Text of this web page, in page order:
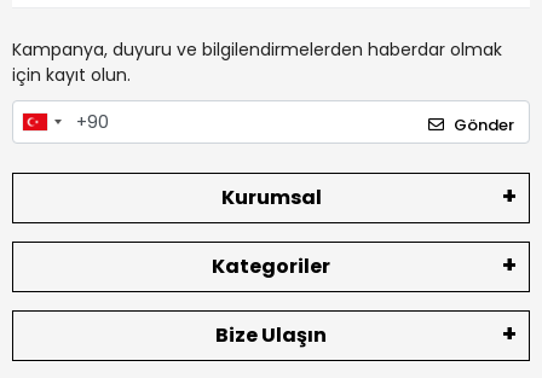
Kampanya, duyuru ve bilgilendirmelerden haberdar olmak
için kayıt olun.
Gönder
Kurumsal
Kategoriler
Bize Ulaşın